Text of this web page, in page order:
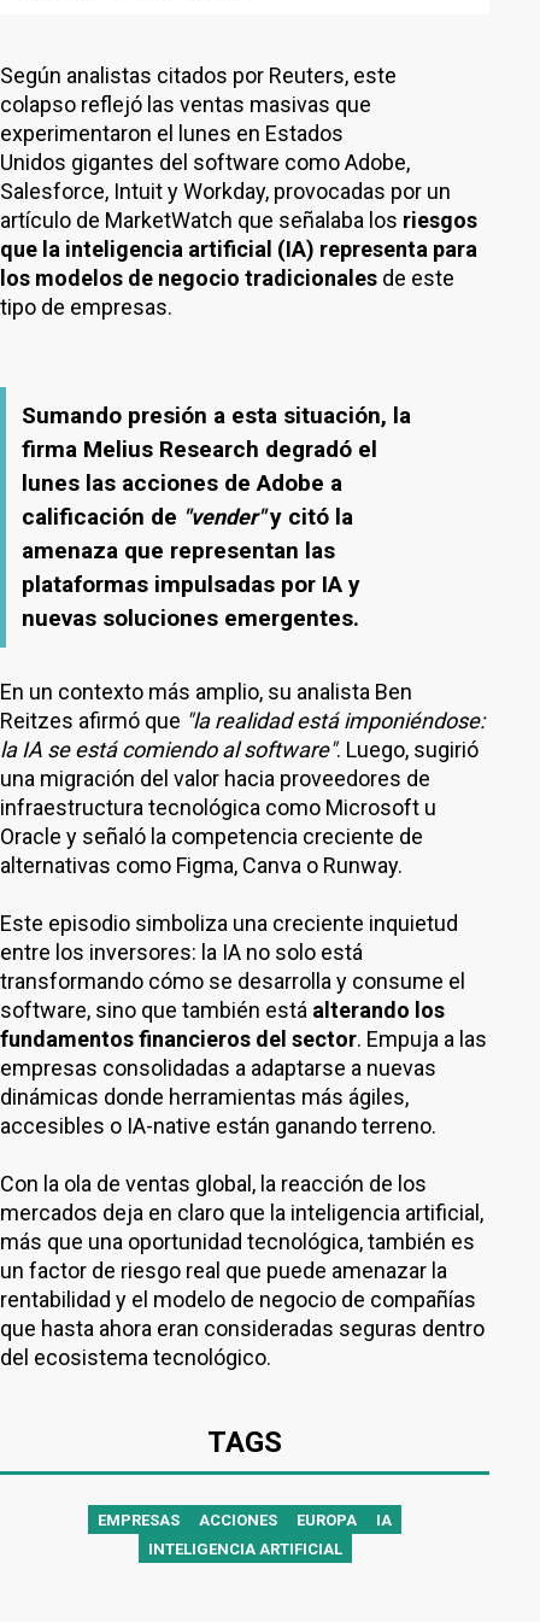
Según analistas citados por Reuters, este
colapso reflejó las ventas masivas que
experimentaron el lunes en Estados
Unidos gigantes del software como Adobe,
Salesforce, Intuit y Workday, provocadas por un
artículo de MarketWatch que señalaba los riesgos
que la inteligencia artificial (IA) representa para
los modelos de negocio tradicionales de este
tipo de empresas.
Sumando presión a esta situación, la
firma Melius Research degradó el
lunes las acciones de Adobe a
calificación de "vender"y citó la
amenaza que representan las
plataformas impulsadas por IA y
nuevas soluciones emergentes.
En un contexto más amplio, su analista Ben
Reitzes afirmó que "la realidad está imponiéndose:
la IA se está comiendo al software". Luego, sugirió
una migración del valor hacia proveedores de
infraestructura tecnológica como Microsoft u
Oracle y señaló la competencia creciente de
alternativas como Figma, Canva o Runway.
Este episodio simboliza una creciente inquietud
entre los inversores: la IA no solo está
transformando cómo se desarrolla y consume el
software, sino que también está alterando los
fundamentos financieros del sector. Empuja a las
empresas consolidadas a adaptarse a nuevas
dinámicas donde herramientas más ágiles,
accesibles o IA-native están ganando terreno.
Con la ola de ventas global, la reacción de los
mercados deja en claro que la inteligencia artificial,
más que una oportunidad tecnológica, también es
un factor de riesgo real que puede amenazar la
rentabilidad y el modelo de negocio de compañías
que hasta ahora eran consideradas seguras dentro
del ecosistema tecnológico.
TAGS
EMPRESAS ACCIONES EUROPA
IA
INTELIGENCIA ARTIFICIAL